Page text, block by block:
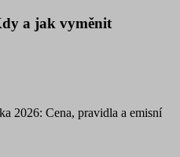
a jak vyměnit